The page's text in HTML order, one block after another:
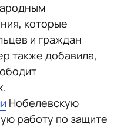
которые
и граждан
также добавила,
Нобелевскую
работу по защите